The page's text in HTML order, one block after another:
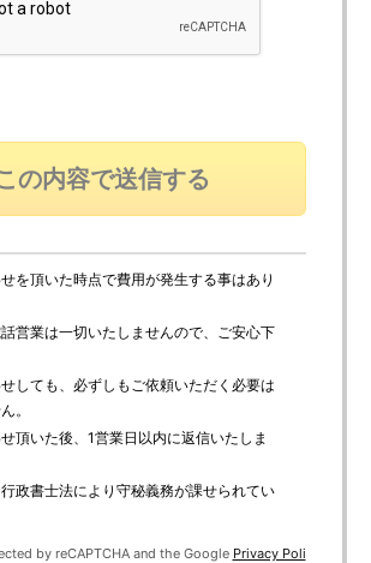
せを頂いた時点で費用が発生する事はあり
話営業は一切いたしませんので、ご安心下
せしても、必ずしもご依頼いただく必要は
。
せ頂いた後、1営業日以内に返信いたしま
行政書士法により守秘義務が課せられてい
by reCAPTCHA and the Google Privacy Poli